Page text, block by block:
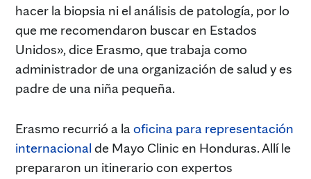
hacer la biopsia ni el análisis de patología, por lo
que me recomendaron buscar en Estados
Unidos», dice Erasmo, que trabaja como
administrador de una organización de salud y es
padre de una niña pequeña.
Erasmo recurrió a laoficina para representación
internacional de Mayo Clinic en Honduras. Allí le
prepararon un itinerario con expertos